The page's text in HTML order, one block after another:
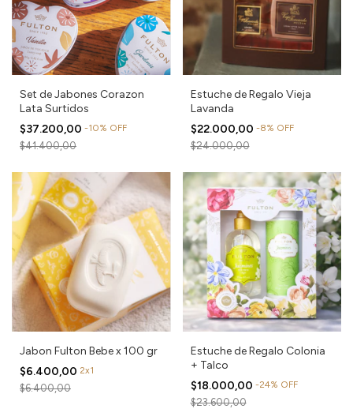
Set de Jabones Corazon
Lata Surtidos
$37.200,00 -10% OFF
$41.400,00
Estuche de Regalo Vieja
Lavanda
$22.000,00 -8% OFF
$24.000,00
Jabon Fulton Bebe x 100 gr
$6.400,00 2x1
$6.400,00
Estuche de Regalo Colonia
+ Talco
$18.000,00 -24% OFF
$23.600,00